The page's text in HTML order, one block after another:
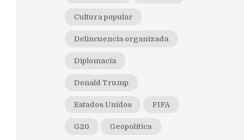
Cultura popular
Delincuencia organizada
Diplomacia
Donald Trump
Estados Unidos FIFA
G20 Geopolítica